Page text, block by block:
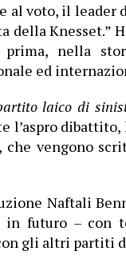
voto, il leader
della
prima, nella
ed
laico di
l’aspro
vengono
Naftali
in futuro – con
gli altri partiti